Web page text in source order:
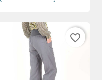
favorite_border